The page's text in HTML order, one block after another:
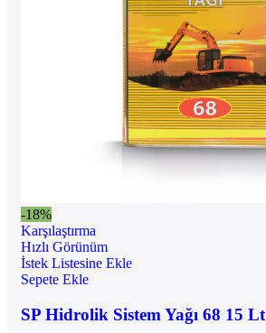
-18%
Karşılaştırma
Hızlı Görünüm
İstek Listesine Ekle
Sepete Ekle
SP Hidrolik Sistem Yağı 68 15 Lt